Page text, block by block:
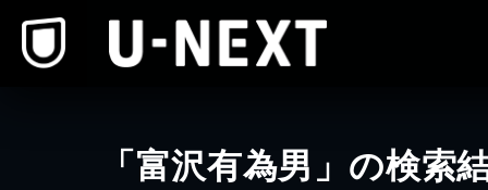
「富沢有為男」の検索